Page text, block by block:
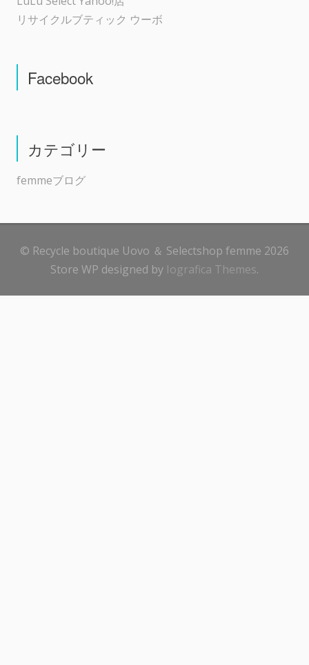
リサイクルブティック ウーボ
Facebook
カテゴリー
femmeブログ
© Recycle boutique Uovo ＆ Selectshop femme 2026
Store WP designed by Iografica Themes.